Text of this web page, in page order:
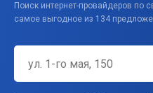
Поиск интернет-провайдеров по
самое выгодное из 134